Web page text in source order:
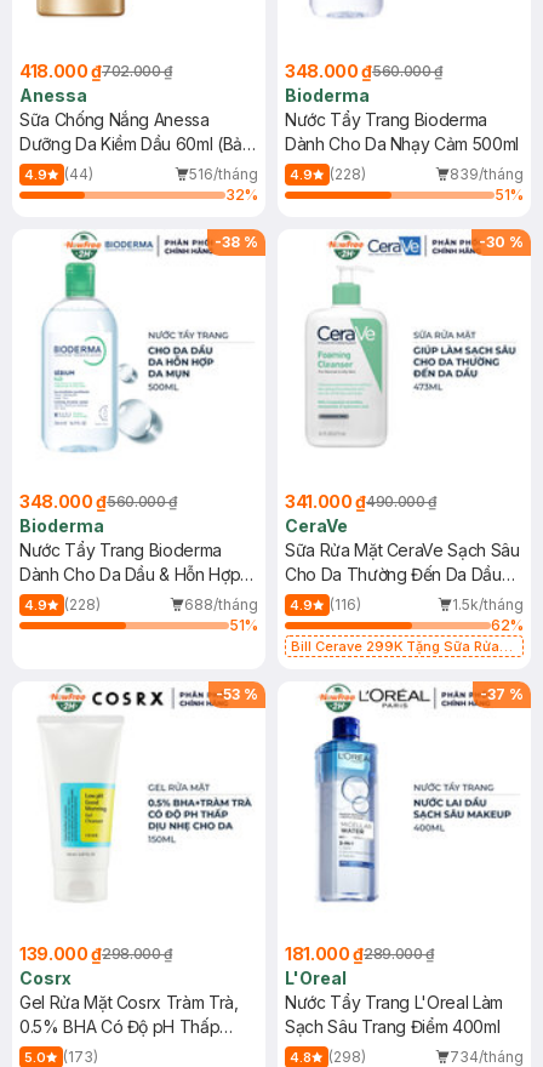
418.000 ₫702.000 ₫
Anessa
Sữa Chống Nắng Anessa
Dưỡng Da Kiềm Dầu 60ml (Bản
Mới)
4.9 (44)
516/tháng
32%
348.000 ₫560.000 ₫
Bioderma
Nước Tẩy Trang Bioderma
Dành Cho Da Nhạy Cảm 500ml
4.9 (228)
839/tháng
51%
-38 %
348.000 ₫560.000 ₫
Bioderma
Nước Tẩy Trang Bioderma
Dành Cho Da Dầu & Hỗn Hợp
500ml
4.9 (228)
688/tháng
51%
-30 %
341.000 ₫490.000 ₫
CeraVe
Sữa Rửa Mặt CeraVe Sạch Sâu
Cho Da Thường Đến Da Dầu
473ml
4.9 (116)
1.5k/tháng
62%
Bill Cerave 299K Tặng Sữa Rửa
-53 %
139.000 ₫298.000 ₫
Cosrx
Gel Rửa Mặt Cosrx Tràm Trà,
0.5% BHA Có Độ pH Thấp
150ml
5.0
(173)
-37 %
181.000 ₫289.000 ₫
L'Oreal
Nước Tẩy Trang L'Oreal Làm
Sạch Sâu Trang Điểm 400ml
4.8 (298)
734/tháng